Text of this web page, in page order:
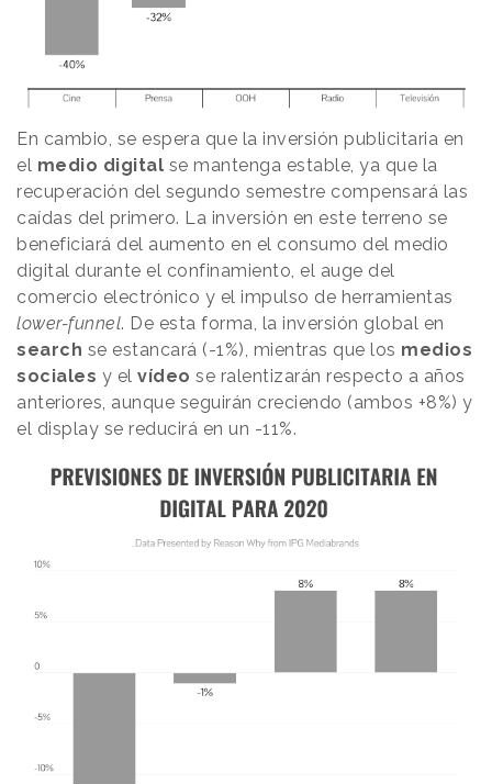
En cambio, se espera que la inversión publicitaria en
el medio digital se mantenga estable, ya que la
recuperación del segundo semestre compensará las
caídas del primero. La inversión en este terreno se
beneficiará del aumento en el consumo del medio
digital durante el confinamiento, el auge del
comercio electrónico y el impulso de herramientas
lower-funnel. De esta forma, la inversión global en
search se estancará (-1%), mientras que los medios
sociales y el vídeo se ralentizarán respecto a años
anteriores, aunque seguirán creciendo (ambos +8%) y
el display se reducirá en un -11%.